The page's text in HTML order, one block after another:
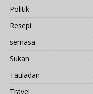
Politik
Resepi
semasa
Sukan
Tauladan
Travel